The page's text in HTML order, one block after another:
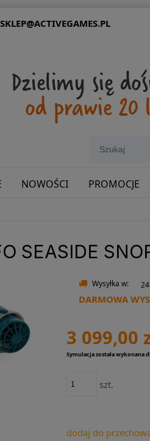
NOWOŚCI PROMOCJE
NAS NA ŚLĄSKU!
SEASIDE
Wysyłka w:
DARMOWA
3 099,00
Symulacja została
szt.
dodaj do